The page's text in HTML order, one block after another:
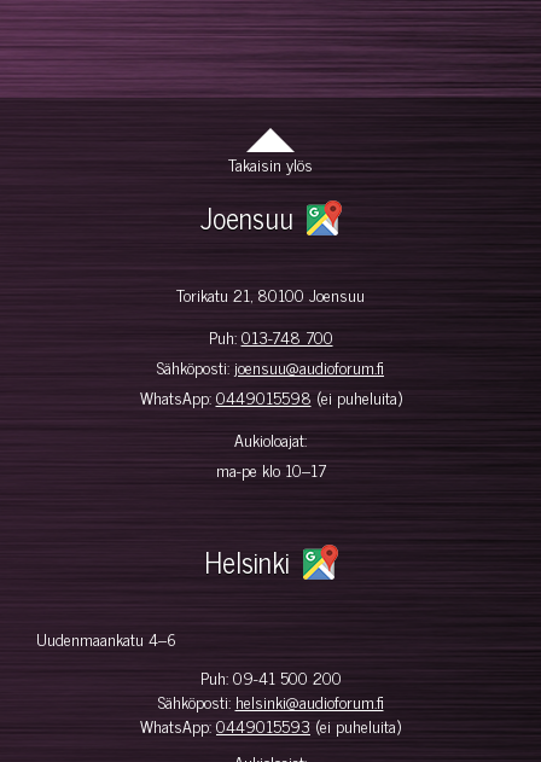
Takaisin ylös
Joensuu
Torikatu 21, 80100 Joensuu
Puh:013-748 700
Sähköposti: joensuu@audioforum.fi
WhatsApp:0449015598 (ei puheluita)
Aukioloajat:
ma-pe klo 10–17
Helsinki
Uudenmaankatu 4–6
Puh:09-41 500 200
Sähköposti: helsinki@audioforum.fi
WhatsApp:0449015593 (ei puheluita)